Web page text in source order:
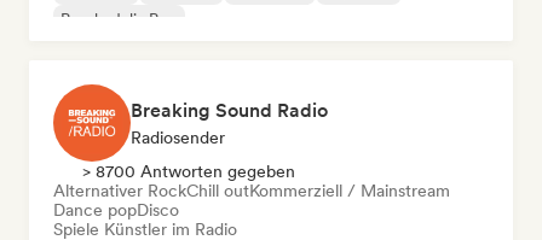
Psychedelic Pop
Breaking Sound Radio
Radiosender
> 8700 Antworten gegeben
Alternativer RockChill outKommerziell / Mainstream
Dance popDisco
Spiele Künstler im Radio